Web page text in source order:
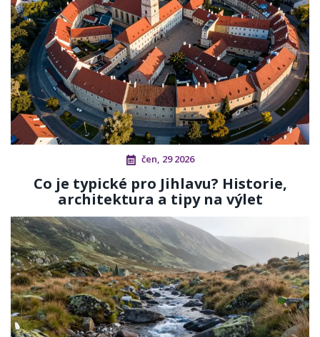
čen, 29 2026
Co je typické pro Jihlavu? Historie,
architektura a tipy na výlet